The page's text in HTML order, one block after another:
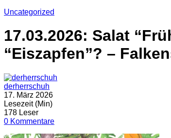
Uncategorized
17.03.2026: Salat
“Eiszapfen”? –
derherrschuh
17. März 2026
Lesezeit (Min)
178 Leser
0 Kommentare